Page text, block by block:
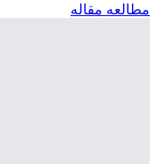
مطالعه مقاله